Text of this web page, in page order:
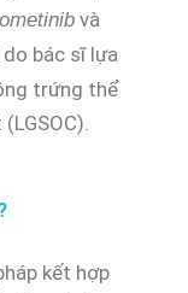
và
bác sĩ lựa
trứng thể
kết hợp